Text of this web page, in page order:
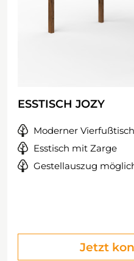
ESSTISCH JOZY
Moderner Vierfußtisch
Esstisch mit Zarge
Gestellauszug
Jetzt